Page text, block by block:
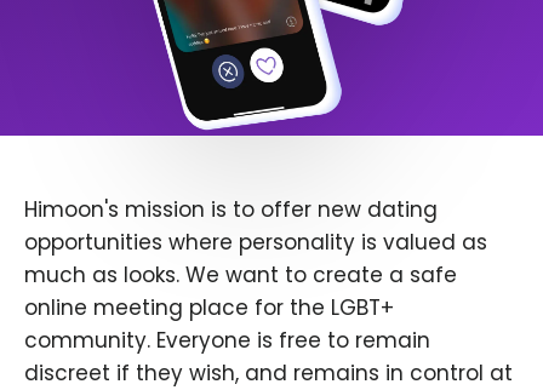
Himoon's mission is to offer new dating
opportunities where personality is valued as
much as looks. We want to create a safe
online meeting place for the LGBT+
community. Everyone is free to remain
discreet if they wish, and remains in control at